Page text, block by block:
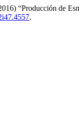
“Producción de
.